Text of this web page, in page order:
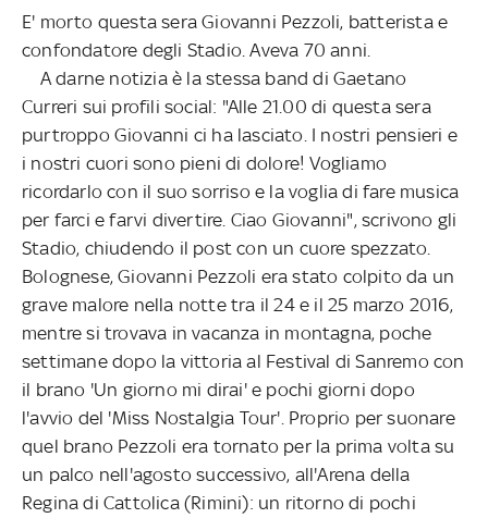
E' morto questa sera Giovanni Pezzoli, batterista e
confondatore degli Stadio. Aveva 70 anni.
A darne notizia è la stessa band di Gaetano
Curreri sui profili social: "Alle 21.00 di questa sera
purtroppo Giovanni ci ha lasciato. I nostri pensieri e
i nostri cuori sono pieni di dolore! Vogliamo
ricordarlo con il suo sorriso e la voglia di fare musica
per farci e farvi divertire. Ciao Giovanni", scrivono gli
Stadio, chiudendo il post con un cuore spezzato.
Bolognese, Giovanni Pezzoli era stato colpito da un
grave malore nella notte tra il 24 e il 25 marzo 2016,
mentre si trovava in vacanza in montagna, poche
settimane dopo la vittoria al Festival di Sanremo con
il brano 'Un giorno mi dirai' e pochi giorni dopo
l'avvio del 'Miss Nostalgia Tour'. Proprio per suonare
quel brano Pezzoli era tornato per la prima volta su
un palco nell'agosto successivo, all'Arena della
Regina di Cattolica (Rimini): un ritorno di pochi